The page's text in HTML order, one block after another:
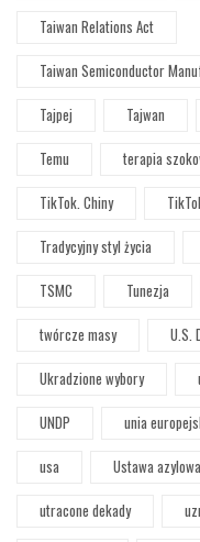
Taiwan Relations Act
Taiwan Semiconductor
Tajpej
Tajwan
Temu
terapia
TikTok. Chiny
Tradycyjny styl życia
TSMC
Tunezja
twórcze masy
U.S.
Ukradzione wybory
UNDP
unia
usa
Ustawa azylowa
utracone dekady